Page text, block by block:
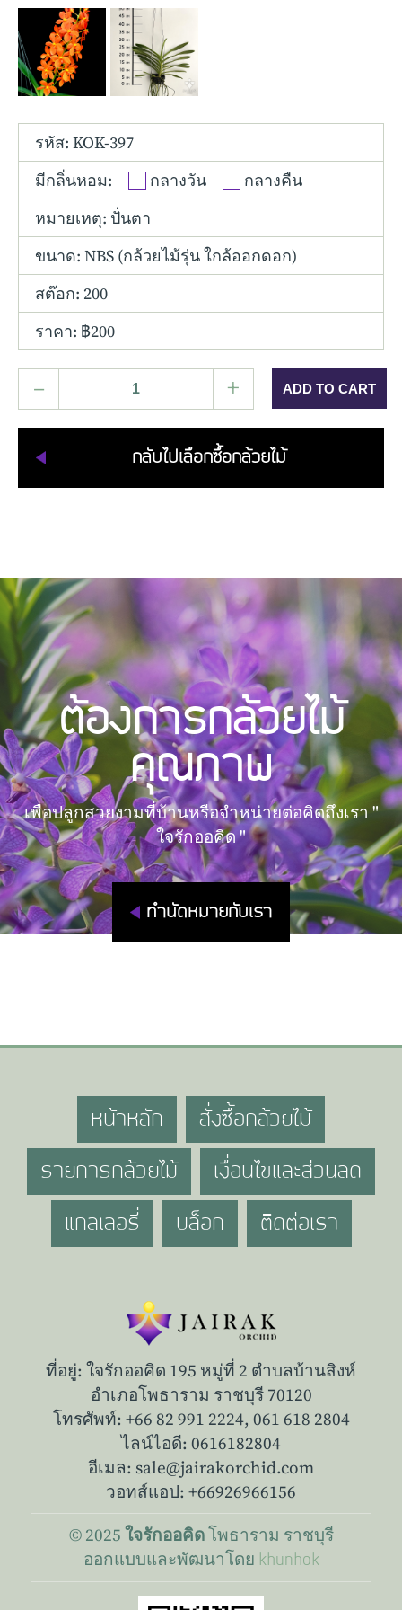
Tolumnia
Vanda
รหัส: KOK-397
มีกลิ่นหอม:
กลางวัน
กลางคืน
หมายเหตุ: ปั่นตา
ขนาด: NBS (กล้วยไม้รุ่น ใกล้ออกดอก)
สต๊อก: 200
ราคา: ฿200
– +
กลับไปเลือกซื้อกล้วยไม้
ต้องการกล้วยไม้
คุณภาพ
เพื่อปลูกสวยงามที่บ้านหรือจำหน่ายต่อคิดถึงเรา "
ใจรักออคิด "
ทำนัดหมายกับเรา
หน้าหลัก สั่งซื้อกล้วยไม้
รายการกล้วยไม้ เงื่อนไขและส่วนลด
แกลเลอรี่ บล็อก ติดต่อเรา
ที่อยู่: ใจรักออคิด 195 หมู่ที่ 2 ตำบลบ้านสิงห์
อำเภอโพธาราม ราชบุรี 70120
โทรศัพท์: +66 82 991 2224, 061 618 2804
ไลน์ไอดี: 0616182804
อีเมล: sale@jairakorchid.com
วอทส์แอป: +66926966156
© 2025 ใจรักออคิด โพธาราม ราชบุรี
ออกแบบและพัฒนาโดย khunhok